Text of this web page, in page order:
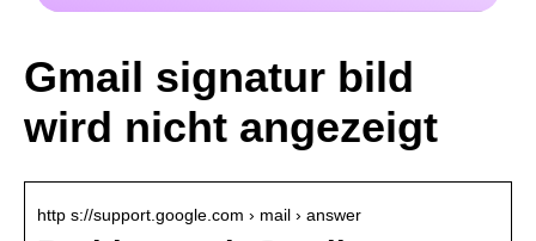
Gmail signatur bild
wird nicht angezeigt
http s://support.google.com › mail › answer